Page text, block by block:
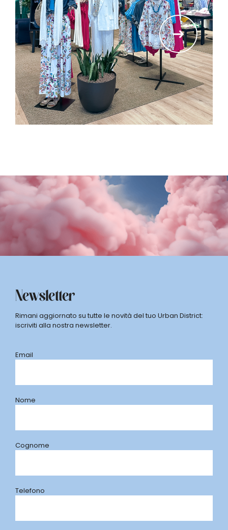
Newsletter
Rimani aggiornato su tutte le novità del tuo Urban District:
iscriviti alla nostra newsletter.
Email
Nome
Cognome
Telefono